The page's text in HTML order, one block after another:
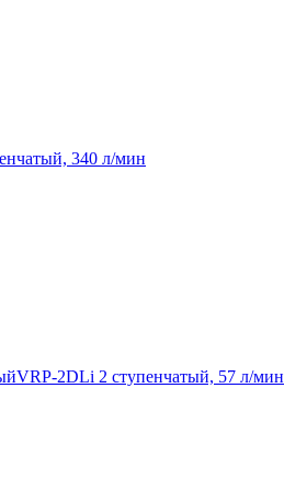
340 л/мин
2DLi 2 ступенчатый, 57 л/мин